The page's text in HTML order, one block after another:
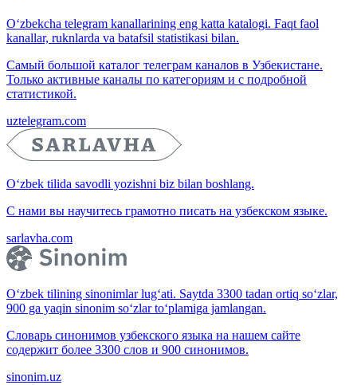
O‘zbekcha telegram kanallarining eng katta katalogi. Faqt faol
kanallar, ruknlarda va batafsil statistikasi bilan.
Самый большой каталог телеграм каналов в Узбекистане.
Только активные каналы по категориям и с подробной
статистикой.
uztelegram.com
O‘zbek tilida savodli yozishni biz bilan boshlang.
С нами вы научитесь грамотно писать на узбекском языке.
sarlavha.com
O‘zbek tilining sinonimlar lug‘ati. Saytda 3300 tadan ortiq so‘zlar,
900 ga yaqin sinonim so‘zlar to‘plamiga jamlangan.
Словарь синонимов узбекского языка на нашем сайте
содержит более 3300 слов и 900 синонимов.
sinonim.uz